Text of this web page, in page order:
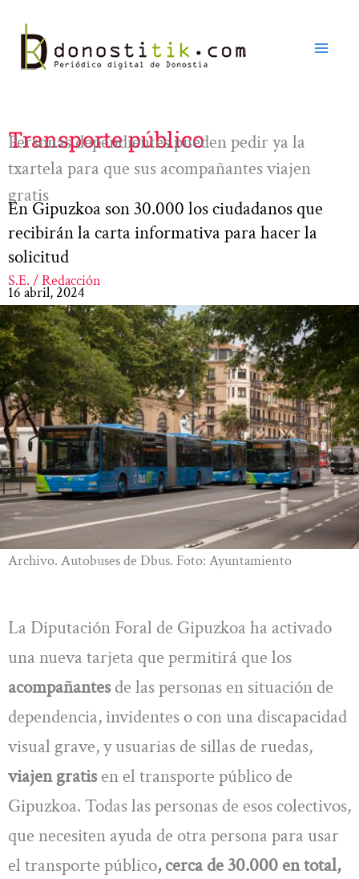
contenido
Transporte público
Personas dependientes pueden pedir ya la
txartela para que sus acompañantes viajen
gratis
En Gipuzkoa son 30.000 los ciudadanos que
recibirán la carta informativa para hacer la
solicitud
S.E. / Redacción
16 abril, 2024
Archivo. Autobuses de Dbus. Foto: Ayuntamiento
La Diputación Foral de Gipuzkoa ha activado
una nueva tarjeta que permitirá que los
acompañantesde las personas en situación de
dependencia, invidentes o con una discapacidad
visual grave, y usuarias de sillas de ruedas,
viajen gratisen el transporte público de
Gipuzkoa. Todas las personas de esos colectivos,
que necesiten ayuda de otra persona para usar
el transporte público, cerca de 30.000 en total,